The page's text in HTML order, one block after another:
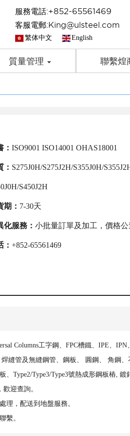
服務電話:+852-65561469
客服電郵:King@ulsteel.com
繁体中文 English
質量管理 聯繫煌
： ISO9001 ISO14001 OHAS18001
： S275J0H/S275J2H/S355J0H/
S450J2H
期： 7-30天
化服務： 小批量訂單及加工，價格公
： +852-65561469
Columns工字鋼、FPC槽鐵、IPE、IPN
縫管及無縫鋼管、鋼板、 圓鋼、 角鋼、
Type2/Type3/Type3號熱成形鋼板樁, 鍍
迎查詢。
理，配送到地盤服務。
繫。